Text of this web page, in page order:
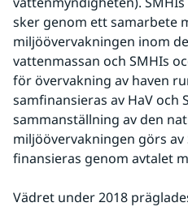
sker genom ett samarbete
miljöövervakningen inom
vattenmassan och SMHIs
för övervakning av haven
samfinansieras av HaV och
sammanställning av den
miljöövervakningen görs
finansieras genom avtalet
Vädret under 2018